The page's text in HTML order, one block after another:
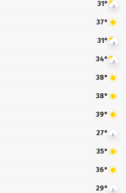
31°
37°
31°
34°
38°
38°
39°
27°
35°
36°
29°